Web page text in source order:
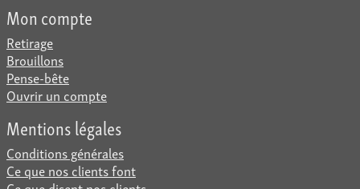
Mon compte
Retirage
Brouillons
Pense-bête
Ouvrir un compte
Mentions légales
Conditions générales
Ce que nos clients font